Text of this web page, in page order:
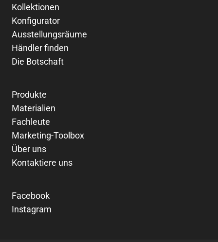
Kollektionen
Konfigurator
Ausstellungsräume
Händler finden
Die Botschaft
Produkte
Materialien
Fachleute
Marketing-Toolbox
Über uns
Kontaktiere uns
Facebook
Instagram